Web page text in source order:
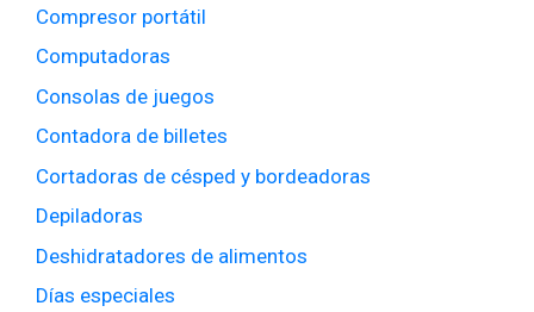
Compresor portátil
Computadoras
Consolas de juegos
Contadora de billetes
Cortadoras de césped y bordeadoras
Depiladoras
Deshidratadores de alimentos
Días especiales